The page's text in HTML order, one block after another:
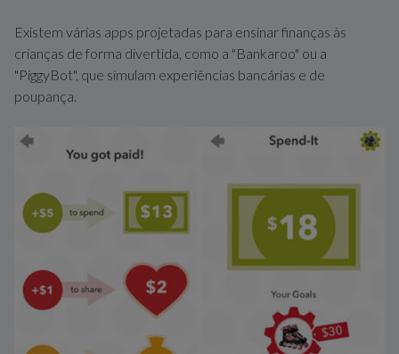
Existem várias apps projetadas para ensinar finanças às
crianças de forma divertida, como a "Bankaroo" ou a
"PiggyBot", que simulam experiências bancárias e de
poupança.